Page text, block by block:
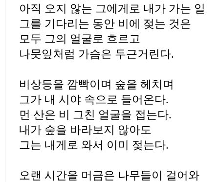
아직 오지 않는 그에게로 내가 가는 일
그를 기다리는 동안 비에 젖는 것은
모두 그의 얼굴로 흐르고
나뭇잎처럼 가슴은 두근거린다.
비상등을 깜빡이며 숲을 헤치며
그가 내 시야 속으로 들어온다.
먼 산은 비 그친 얼굴을 접는다.
내가 숲을 바라보지 않아도
그는 내게로 와서 이미 젖는다.
오랜 시간을 머금은 나무들이 걸어와